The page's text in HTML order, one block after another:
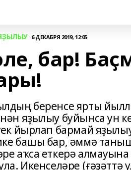
6 ДЕКАБРЯ 2019, 12:05
бар!
беренсе ярты
яҙылыу буйынса ун
йырлап бармай
башы бар, әммә таныш
аҡса еткерә
Икенселәре